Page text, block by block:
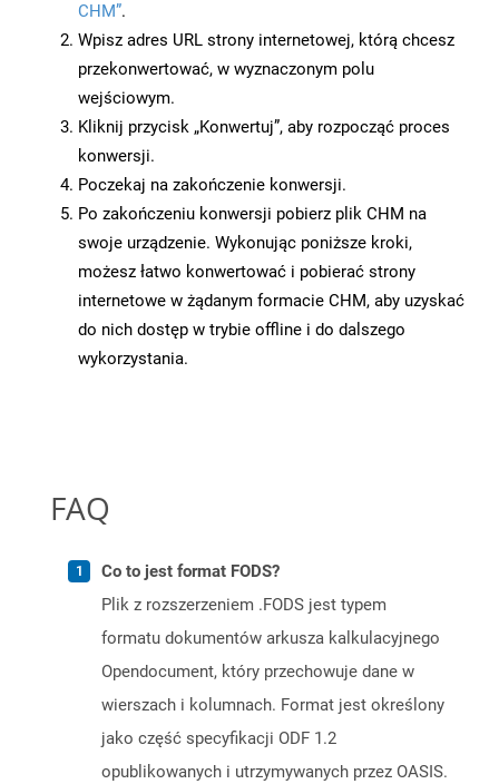
CHM”.
Wpisz adres URL strony internetowej, którą chcesz
przekonwertować, w wyznaczonym polu
wejściowym.
Kliknij przycisk „Konwertuj”, aby rozpocząć proces
konwersji.
Poczekaj na zakończenie konwersji.
Po zakończeniu konwersji pobierz plik CHM na
swoje urządzenie. Wykonując poniższe kroki,
możesz łatwo konwertować i pobierać strony
internetowe w żądanym formacie CHM, aby uzyskać
do nich dostęp w trybie offline i do dalszego
wykorzystania.
FAQ
Co to jest format FODS?
Plik z rozszerzeniem .FODS jest typem
formatu dokumentów arkusza kalkulacyjnego
Opendocument, który przechowuje dane w
wierszach i kolumnach. Format jest określony
jako część specyfikacji ODF 1.2
opublikowanych i utrzymywanych przez OASIS.